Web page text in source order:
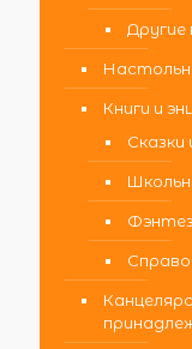
Книги и